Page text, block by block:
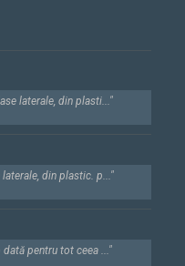
laterale, din plasti..."
din plastic. p..."
pentru tot ceea ..."